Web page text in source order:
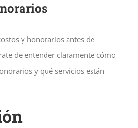
y honorarios antes de
de entender claramente cómo
y qué servicios están